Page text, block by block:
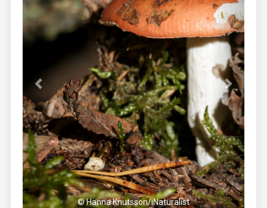
© Hanna Knutsson/iNaturalist